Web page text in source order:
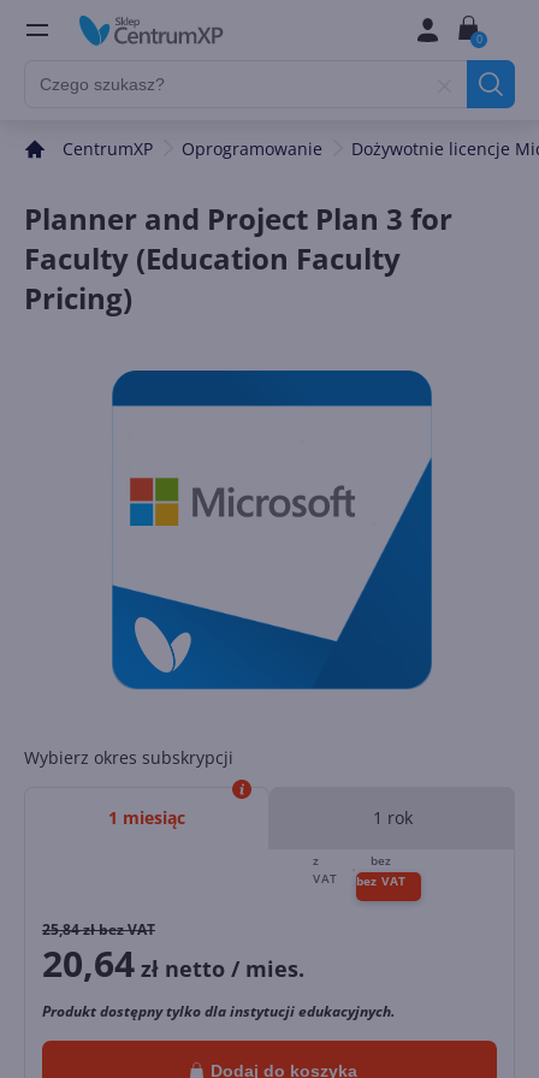
0
CentrumXP Oprogramowanie Dożywotnie licencje
Planner and Project Plan 3 for
Faculty (Education Faculty
Pricing)
Wybierz okres subskrypcji
1 miesiąc 1 rok
25,84zł bez VAT
20,64 zł netto / mies.
Produkt dostępny tylko dla instytucji edukacyjnych.
Dodaj do koszyka